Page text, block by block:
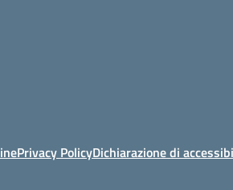
Privacy PolicyDichiarazione di